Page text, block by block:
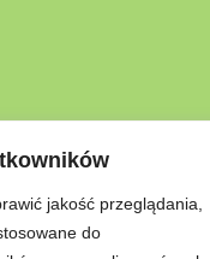
jakość przeglądania,
do